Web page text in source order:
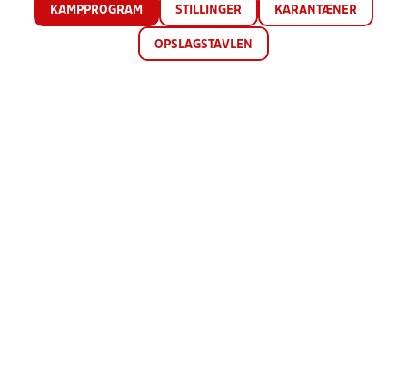
KAMPPROGRAM STILLINGER KARANTÆNER
OPSLAGSTAVLEN